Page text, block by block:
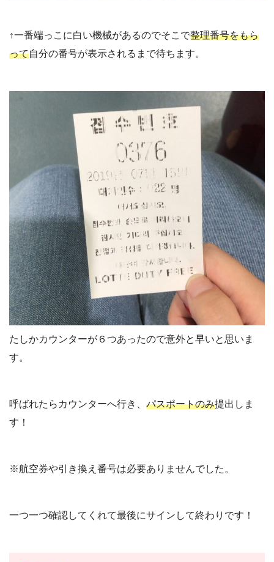
↑一番端っこに白い機械があるのでそこで整理番号をもら
って自分の番号が表示されるまで待ちます。
たしかカウンターが６つあったので意外と早いと思いま
す。
呼ばれたらカウンターへ行き、 パスポートのみ提出しま
す！
※航空券や引き換え番号は必要ありませんでした。
一つ一つ確認してくれて最後にサインして終わりです！